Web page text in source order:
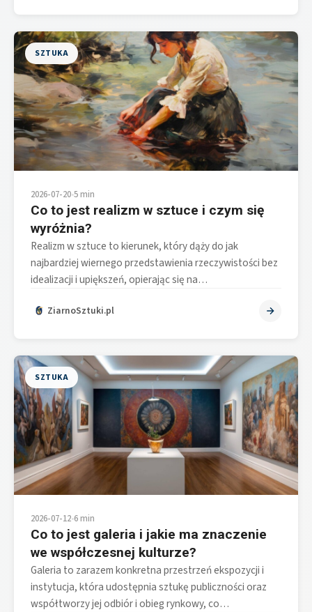
SZTUKA
2026-07-20•5 min
Co to jest realizm w sztuce i czym się
wyróżnia?
Realizm w sztuce to kierunek, który dąży do jak
najbardziej wiernego przedstawienia rzeczywistości bez
idealizacji i upiększeń, opierając się na…
ZiarnoSztuki.pl
SZTUKA
2026-07-12•6 min
Co to jest galeria i jakie ma znaczenie
we współczesnej kulturze?
Galeria to zarazem konkretna przestrzeń ekspozycji i
instytucja, która udostępnia sztukę publiczności oraz
współtworzy jej odbiór i obieg rynkowy, co…